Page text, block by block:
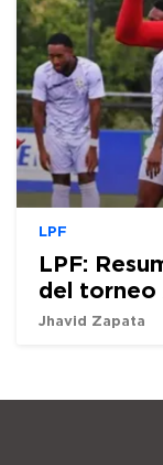
LPF
LPF:
del torneo
Jhavid Zapata